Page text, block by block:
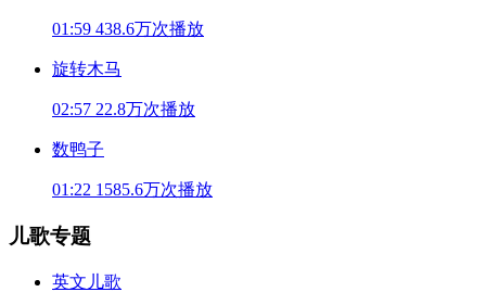
01:59 438.6万次播放
旋转木马
02:57 22.8万次播放
数鸭子
01:22 1585.6万次播放
儿歌专题
英文儿歌